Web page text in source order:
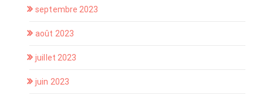
septembre 2023
août 2023
juillet 2023
juin 2023